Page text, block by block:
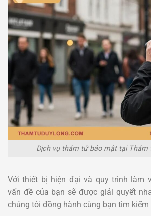
Dịch vụ thám tử bảo mật tại Thám
Với thiết bị hiện đại và quy trình làm
vấn đề của bạn sẽ được giải quyết
chúng tôi đồng hành cùng bạn tìm kiếm